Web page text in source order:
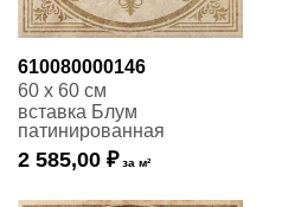
610080000146
60 x 60 см
вставка Блум
патинированная
2 585,00 ₽ за м²